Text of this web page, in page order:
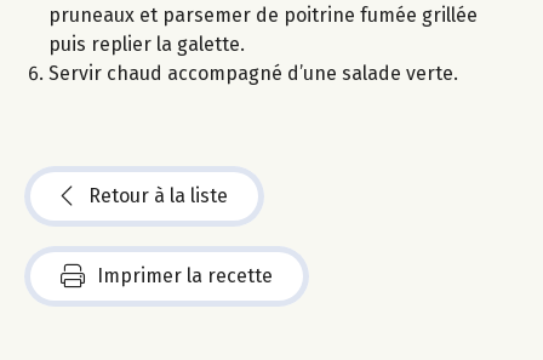
pruneaux et parsemer de poitrine fumée grillée
puis replier la galette.
Servir chaud accompagné d’une salade verte.
Retour à la liste
Imprimer la recette